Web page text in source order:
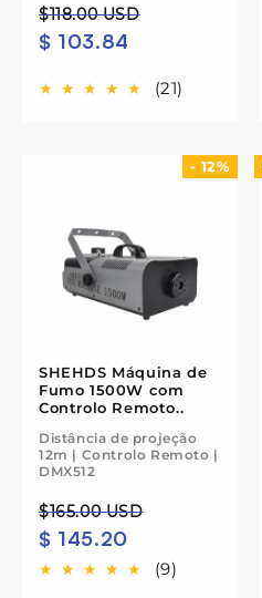
Preço
normal
$118.00 USD
Preço
de
$ 103.84
(21)
- 12%
SHEHDS Máquina de
Fumo 1500W com
Controlo Remoto..
Distância de projeção
12m | Controlo Remoto |
DMX512
Preço
normal
$165.00 USD
Preço
de
saldo
$ 145.20
(9)